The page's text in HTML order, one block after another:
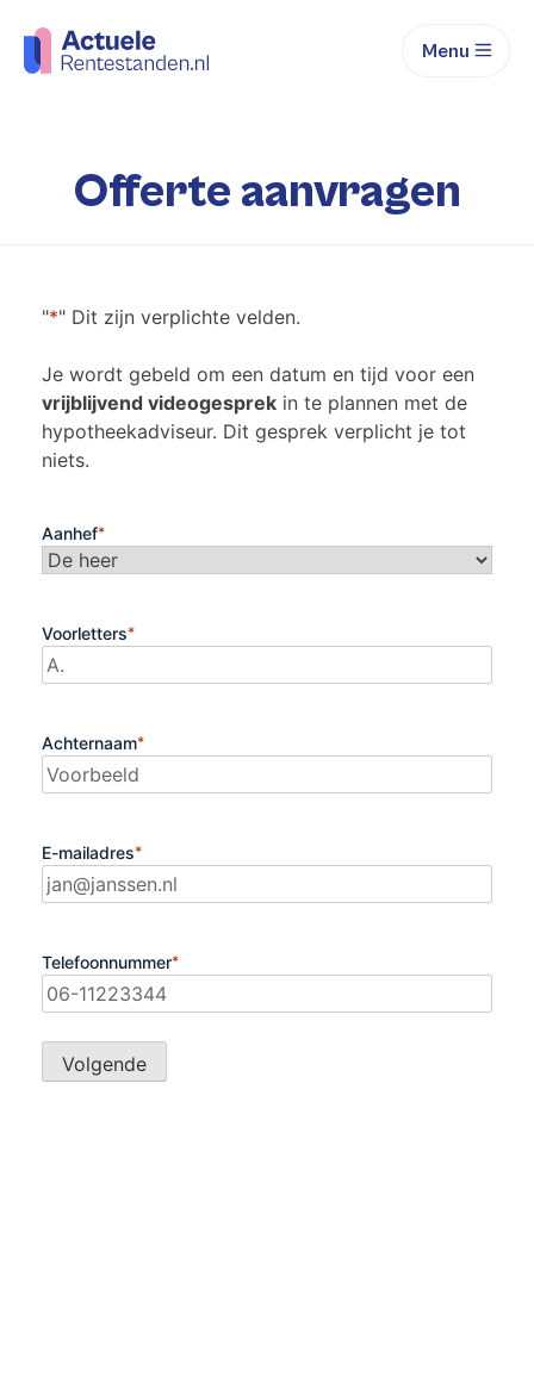
Menu
Offerte aanvragen